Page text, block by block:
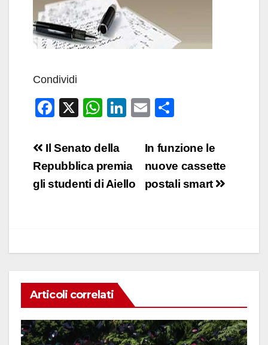
Condividi
F
c
e
b
X
W
at
s
A
Li
e
dI
E
ail n
di
vi
Navigazione
articoli
In funzione le
nuove cassette
postali smart
Il Senato della
Repubblica premia
gli studenti di Aiello
Articoli correlati